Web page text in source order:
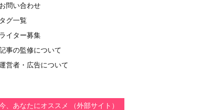
お問い合わせ
タグ一覧
ライター募集
事の監修について
営者・広告について
、あなたにオススメ （外部サイト）